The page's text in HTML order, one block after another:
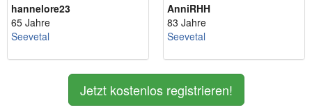
hannelore23
65 Jahre
Seevetal
AnniRHH
83 Jahre
Seevetal
Jetzt kostenlos registrieren!